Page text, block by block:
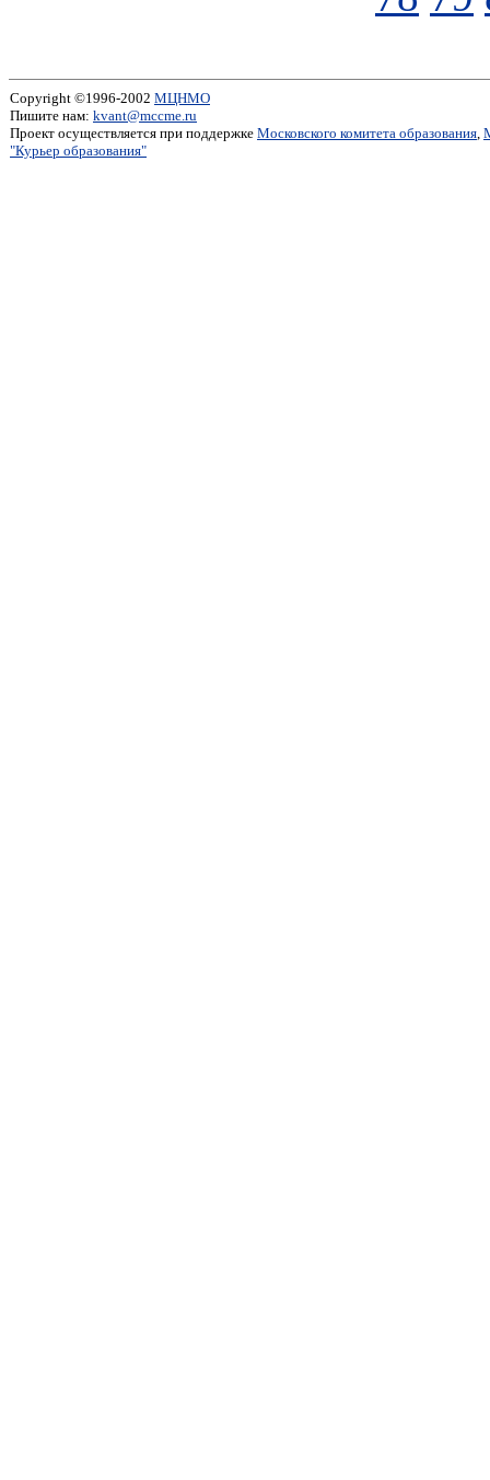
Copyright ©1996-2002 МЦНМО
Пишите нам: kvant@mccme.ru
Проект осуществляется при поддержке Московского комитета образования,
"Курьер образования"